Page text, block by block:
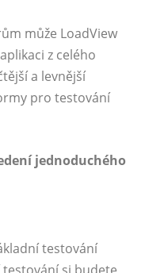
může LoadView
z celého
a levnější
pro testování
jednoduchého
testování
si budete